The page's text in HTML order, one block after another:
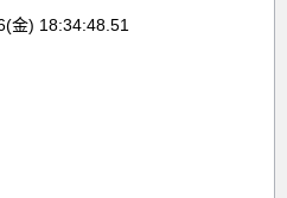
金) 18:34:48.51